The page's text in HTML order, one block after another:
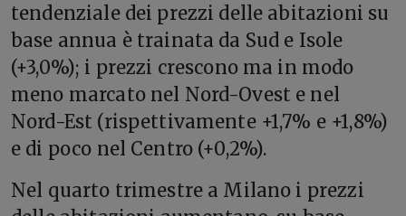
tendenziale dei prezzi delle abitazioni su
base annua è trainata da Sud e Isole
(+3,0%); i prezzi crescono ma in modo
meno marcato nel Nord-Ovest e nel
Nord-Est (rispettivamente +1,7% e +1,8%)
e di poco nel Centro (+0,2%).
Nel quarto trimestre a Milano i prezzi